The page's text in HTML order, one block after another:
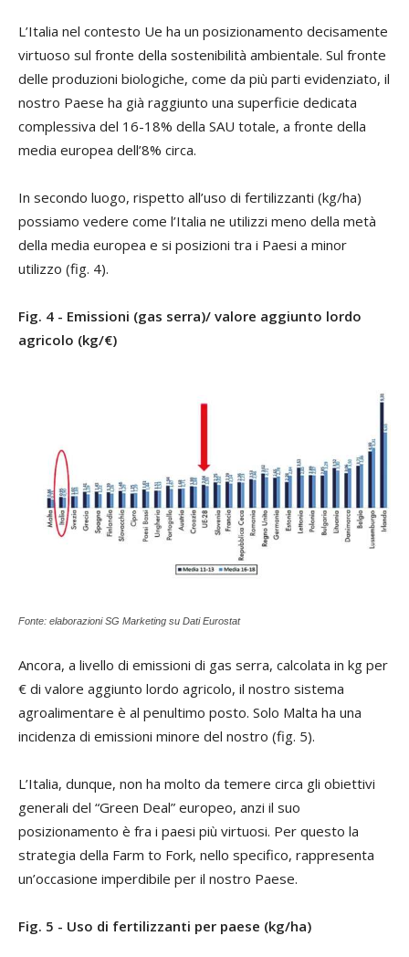
L’Italia nel contesto Ue ha un posizionamento decisamente
virtuoso sul fronte della sostenibilità ambientale. Sul fronte
delle produzioni biologiche, come da più parti evidenziato, il
nostro Paese ha già raggiunto una superficie dedicata
complessiva del 16-18% della SAU totale, a fronte della
media europea dell’8% circa.
In secondo luogo, rispetto all’uso di fertilizzanti (kg/ha)
possiamo vedere come l’Italia ne utilizzi meno della metà
della media europea e si posizioni tra i Paesi a minor
utilizzo (fig. 4).
Fig. 4 - Emissioni (gas serra)/ valore aggiunto lordo
agricolo (kg/€)
Fonte: elaborazioni SG Marketing su Dati Eurostat
Ancora, a livello di emissioni di gas serra, calcolata in kg per
€ di valore aggiunto lordo agricolo, il nostro sistema
agroalimentare è al penultimo posto. Solo Malta ha una
incidenza di emissioni minore del nostro (fig. 5).
L’Italia, dunque, non ha molto da temere circa gli obiettivi
generali del “Green Deal” europeo, anzi il suo
posizionamento è fra i paesi più virtuosi. Per questo la
strategia della Farm to Fork, nello specifico, rappresenta
un’occasione imperdibile per il nostro Paese.
Fig. 5 - Uso di fertilizzanti per paese (kg/ha)